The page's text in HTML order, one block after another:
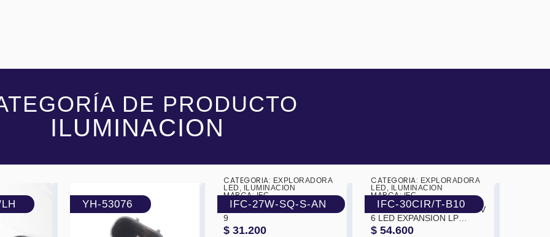
DE PRODUCTO
ILUMINACION
YH-53076
❮ ❯
IFC-27W-SQ-S-AN
CATEGORIA: EXPLORADORA
LED , ILUMINACION
MARCA:IFC
EXPLORADORA 27W 12V/24
9
$ 31.200
❮ ❯
IFC-30CIR/T-B10
CATEGORIA: EXPLORADORA
LED , ILUMINACION
MARCA:IFC
EXPLORADORA 30W 12/24V
6 LED EXPANSION LP
115X115X55 X1
$ 54.600